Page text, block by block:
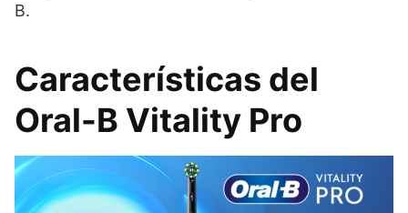
B.
Características del
Oral-B Vitality Pro